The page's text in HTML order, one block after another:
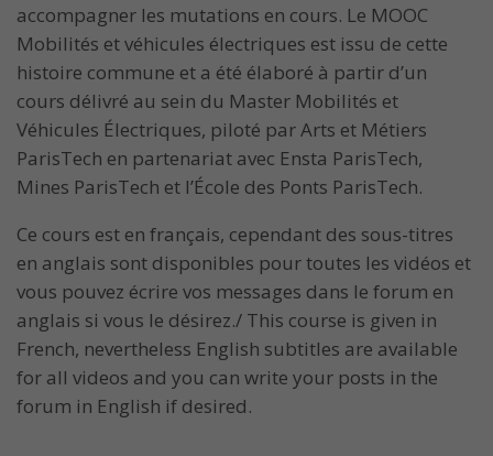
accompagner les mutations en cours. Le MOOC
Mobilités et véhicules électriques est issu de cette
histoire commune et a été élaboré à partir d’un
cours délivré au sein du Master Mobilités et
Véhicules Électriques, piloté par Arts et Métiers
ParisTech en partenariat avec Ensta ParisTech,
Mines ParisTech et l’École des Ponts ParisTech.
Ce cours est en français, cependant des sous-titres
en anglais sont disponibles pour toutes les vidéos et
vous pouvez écrire vos messages dans le forum en
anglais si vous le désirez./ This course is given in
French, nevertheless English subtitles are available
for all videos and you can write your posts in the
forum in English if desired.